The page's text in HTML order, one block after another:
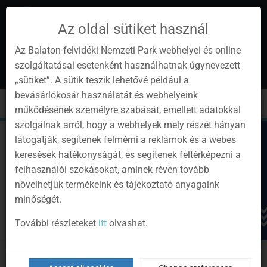
Instagram
YoutubeFacebookProgramok
Newsletter
en
Toggle
cart
Toggle
navigation
Sign
in
Az oldal sütiket használ
Az Balaton-felvidéki Nemzeti Park webhelyei és online
szolgáltatásai esetenként használhatnak úgynevezett
„sütiket”. A sütik teszik lehetővé például a
bevásárlókosár használatát és webhelyeink
működésének személyre szabását, emellett adatokkal
szolgálnak arról, hogy a webhelyek mely részét hányan
látogatják, segítenek felmérni a reklámok és a webes
keresések hatékonyságát, és segítenek feltérképezni a
felhasználói szokásokat, aminek révén tovább
növelhetjük termékeink és tájékoztató anyagaink
minőségét.
További részleteket ittolvashat.